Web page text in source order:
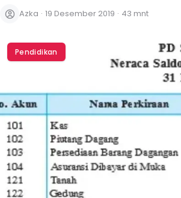
Azka · 19 Desember 2019 · 43 mnt
Pendidikan